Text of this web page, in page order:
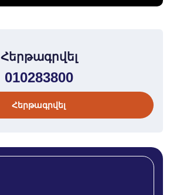
Հերթագրվել
010283800
Հերթագրվել